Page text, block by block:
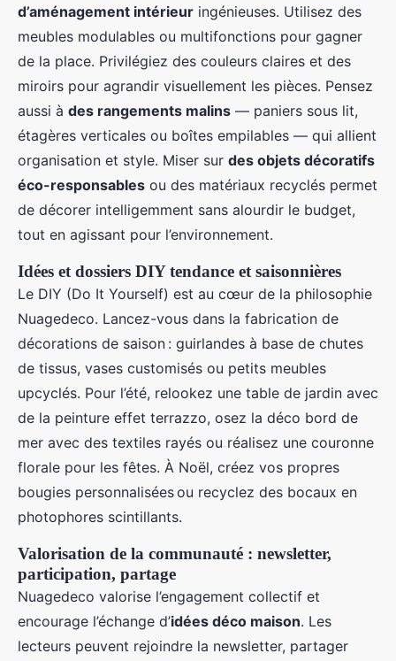
d’aménagement intérieur ingénieuses. Utilisez des
meubles modulables ou multifonctions pour gagner
de la place. Privilégiez des couleurs claires et des
miroirs pour agrandir visuellement les pièces. Pensez
aussi à des rangements malins — paniers sous lit,
étagères verticales ou boîtes empilables — qui allient
organisation et style. Miser sur des objets décoratifs
éco-responsables ou des matériaux recyclés permet
de décorer intelligemment sans alourdir le budget,
tout en agissant pour l’environnement.
Idées et dossiers DIY tendance et saisonnières
Le DIY (Do It Yourself) est au cœur de la philosophie
Nuagedeco. Lancez-vous dans la fabrication de
décorations de saison : guirlandes à base de chutes
de tissus, vases customisés ou petits meubles
upcyclés. Pour l’été, relookez une table de jardin avec
de la peinture effet terrazzo, osez la déco bord de
mer avec des textiles rayés ou réalisez une couronne
florale pour les fêtes. À Noël, créez vos propres
bougies personnalisées ou recyclez des bocaux en
photophores scintillants.
Valorisation de la communauté : newsletter,
participation, partage
Nuagedeco valorise l’engagement collectif et
encourage l’échange d’idées déco maison. Les
lecteurs peuvent rejoindre la newsletter, partager